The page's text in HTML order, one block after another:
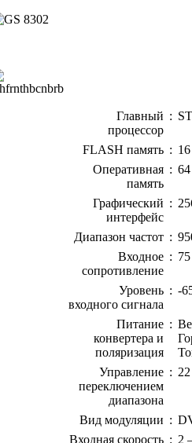
Главный
процессор
:
FLASH память :
Оперативная
память
:
Графический
интерфейс
:
Диапазон частот :
Входное
сопротивление
:
Уровень
входного сигнала
: -
Питание
конвертера и
поляризация
:
Управление
переключением
диапазона
:
Вид модуляции :
Входная скорость : 2